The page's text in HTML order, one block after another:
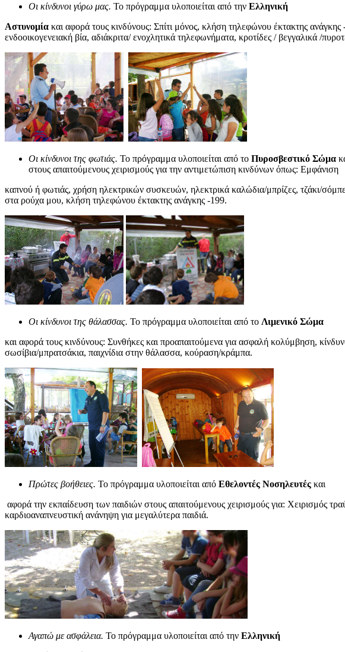
Οι κίνδυνοι γύρω μας. Το πρόγραμμα υλοποιείται από την Ελληνική
Αστυνομία και αφορά τους κινδύνους: Σπίτι μόνος, κλήση τηλεφώνου έκτακτης
ενδοοικογενειακή βία, αδιάκριτα/ ενοχλητικά τηλεφωνήματα, κροτίδες / βεγγαλικά /
Οι κίνδυνοι της φωτιάς. Το πρόγραμμα υλοποιείται από το Πυροσβεστικό Σώμα
στους απαιτούμενους χειρισμούς για την αντιμετώπιση κινδύνων όπως: Εμφάνιση
καπνού ή φωτιάς, χρήση ηλεκτρικών συσκευών, ηλεκτρικά καλώδια/μπρίζες, τζάκι/
στα ρούχα μου, κλήση τηλεφώνου έκτακτης ανάγκης -199.
Οι κίνδυνοι της θάλασσας. Το πρόγραμμα υλοποιείται από το Λιμενικό Σώμα
και αφορά τους κινδύνους: Συνθήκες και προαπαιτούμενα για ασφαλή κολύμβηση,
σωσίβια/μπρατσάκια, παιχνίδια στην θάλασσα, κούραση/κράμπα.
Πρώτες βοήθειες. Το πρόγραμμα υλοποιείται από Εθελοντές Νοσηλευτές και
αφορά την εκπαίδευση των παιδιών στους απαιτούμενους χειρισμούς για: Χειρισμός
καρδιοαναπνευστική ανάνηψη για μεγαλύτερα παιδιά.
Αγαπώ με ασφάλεια. Το πρόγραμμα υλοποιείται από την Ελληνική